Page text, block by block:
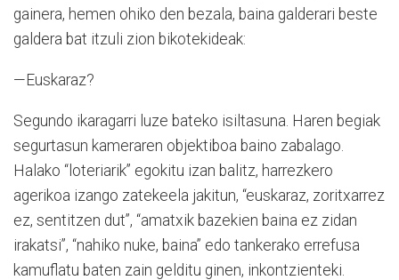
gainera, hemen ohiko den bezala, baina galderari beste
galdera bat itzuli zion bikotekideak:
—Euskaraz?
Segundo ikaragarri luze bateko isiltasuna. Haren begiak
segurtasun kameraren objektiboa baino zabalago.
Halako “loteriarik” egokitu izan balitz, harrezkero
agerikoa izango zatekeela jakitun, “euskaraz, zoritxarrez
ez, sentitzen dut”, “amatxik bazekien baina ez zidan
irakatsi”, “nahiko nuke, baina” edo tankerako errefusa
kamuflatu baten zain gelditu ginen, inkontzienteki.